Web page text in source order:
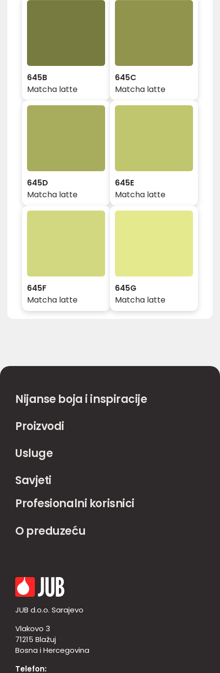
645B
Matcha latte
645C
Matcha latte
645D
Matcha latte
645E
Matcha latte
645F
Matcha latte
645G
Matcha latte
Nijanse boja i inspiracije
Proizvodi
Usluge
Savjeti
Profesionalni korisnici
O preduzeću
JUB d.o.o. Sarajevo
Vlakovo 3
71215 Blažuj
Bosna i Hercegovina
Telefon: